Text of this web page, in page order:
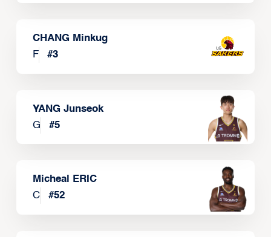
CHANG Minkug
F
#3
YANG Junseok
G
#5
Micheal ERIC
C
#52